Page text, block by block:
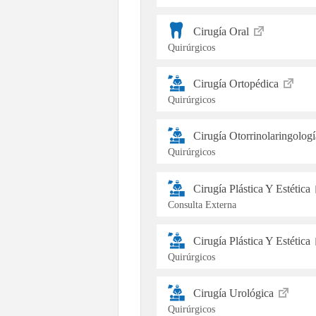
Cirugía Oral
Quirúrgicos
Cirugía Ortopédica
Quirúrgicos
Cirugía
Quirúrgicos
Cirugía Plástica Y Estética
Consulta Externa
Cirugía Plástica Y Estética
Quirúrgicos
Cirugía Urológica
Quirúrgicos